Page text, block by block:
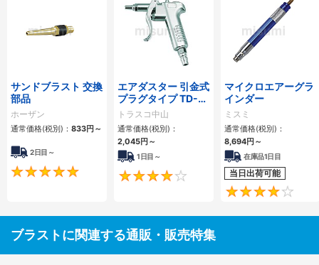
サンドブラスト 交換
部品
ホーザン
通常価格(税別)： 833円～
2日目～
5
エアダスター 引金式
プラグタイプ TD-
80
トラスコ中山
通常価格(税別)：
2,045円～
1日目～
3.9
マイクロエアーグラ
インダー
ミスミ
通常価格(税別)：
8,694円～
在庫品1日目
当日出荷可能
ブラストに関連する通販・販売特集